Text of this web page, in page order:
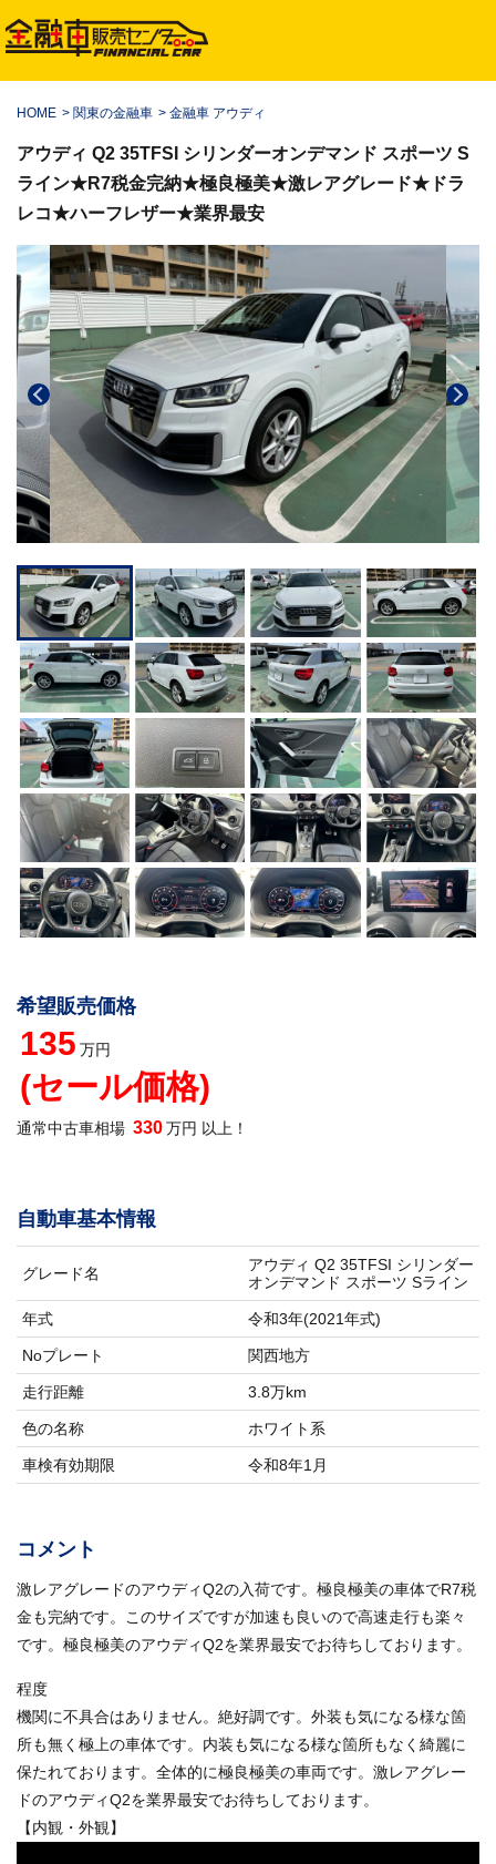
HOME > 関東の金融車 > 金融車 アウディ
アウディ Q2 35TFSI シリンダーオンデマンド スポーツ S
ライン★R7税金完納★極良極美★激レアグレード★ドラ
レコ★ハーフレザー★業界最安
希望販売価格
135 万円
(セール価格)
通常中古車相場 330万円 以上！
自動車基本情報
グレード名
アウディ Q2 35TFSI シリンダー
オンデマンド スポーツ Sライン
年式 令和3年(2021年式)
Noプレート 関西地方
走行距離 3.8万km
色の名称 ホワイト系
車検有効期限 令和8年1月
コメント
激レアグレードのアウディQ2の入荷です。極良極美の車体でR7税
金も完納です。このサイズですが加速も良いので高速走行も楽々
です。極良極美のアウディQ2を業界最安でお待ちしております。
程度
機関に不具合はありません。絶好調です。外装も気になる様な箇
所も無く極上の車体です。内装も気になる様な箇所もなく綺麗に
保たれております。全体的に極良極美の車両です。激レアグレー
ドのアウディQ2を業界最安でお待ちしております。
【内観・外観】